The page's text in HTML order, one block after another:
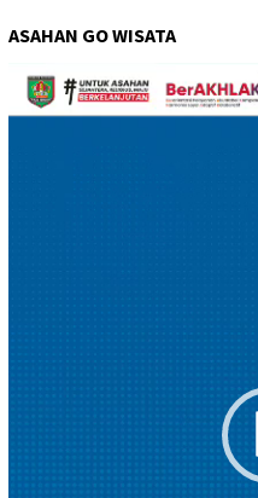
ASAHAN GO WISATA
Pemutar
Video